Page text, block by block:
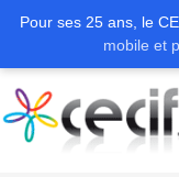
Pour ses 25 ans, le
mobile et